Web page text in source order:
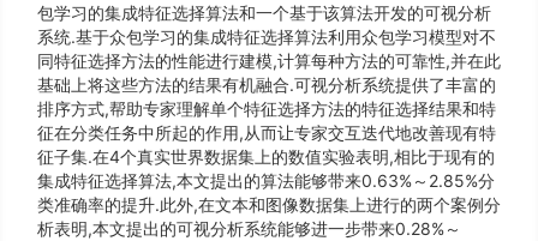
包学习的集成特征选择算法和一个基于该算法开发的可视分析
系统.基于众包学习的集成特征选择算法利用众包学习模型对不
同特征选择方法的性能进行建模,计算每种方法的可靠性,并在此
基础上将这些方法的结果有机融合.可视分析系统提供了丰富的
排序方式,帮助专家理解单个特征选择方法的特征选择结果和特
征在分类任务中所起的作用,从而让专家交互迭代地改善现有特
征子集.在4个真实世界数据集上的数值实验表明,相比于现有的
集成特征选择算法,本文提出的算法能够带来0.63%～2.85%分
类准确率的提升.此外,在文本和图像数据集上进行的两个案例分
析表明,本文提出的可视分析系统能够进一步带来0.28%～